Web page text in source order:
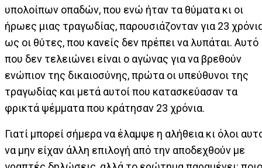
υπολοίπων οπαδών, που ενώ ήταν τα θύματα κι οι
ήρωες μιας τραγωδίας, παρουσιάζονταν για 23
ως οι θύτες, που κανείς δεν πρέπει να λυπάται. Αυτό
που δεν τελειώνει είναι ο αγώνας για να βρεθούν
ενώπιον της δικαιοσύνης, πρώτα οι υπεύθυνοι της
τραγωδίας και μετά αυτοί που κατασκεύασαν τα
φρικτά ψέμματα που κράτησαν 23 χρόνια.
Γιατί μπορεί σήμερα να έλαμψε η αλήθεια κι όλοι
να μην είχαν άλλη επιλογή από την αποδεχθούν με